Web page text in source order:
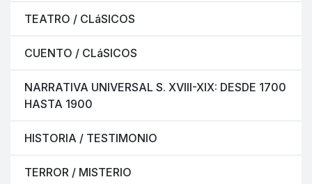
TEATRO / CLáSICOS
CUENTO / CLáSICOS
NARRATIVA UNIVERSAL S. XVIII-XIX: DESDE 1700
HASTA 1900
HISTORIA / TESTIMONIO
TERROR / MISTERIO